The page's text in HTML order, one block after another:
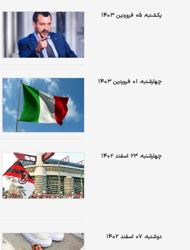
یکشنبه، ۰۵ فروردین ۱۴۰۳
چهارشنبه، ۰۱ فروردین ۱۴۰۳
چهارشنبه، ۲۳ اسفند ۱۴۰۲
دوشنبه، ۰۷ اسفند ۱۴۰۲